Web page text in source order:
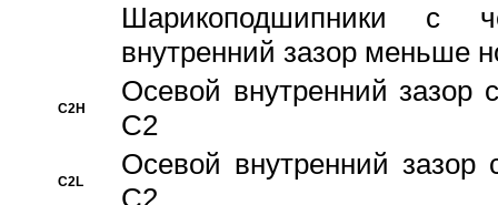
Шарикоподшипники с
внутренний зазор меньше
C2H
Осевой внутренний зазор
C2
C2L
Осевой внутренний зазор
C2